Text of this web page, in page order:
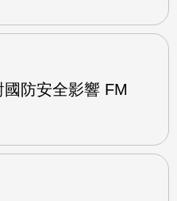
防安全影響 FM